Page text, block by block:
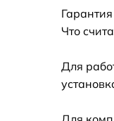
Что
Для